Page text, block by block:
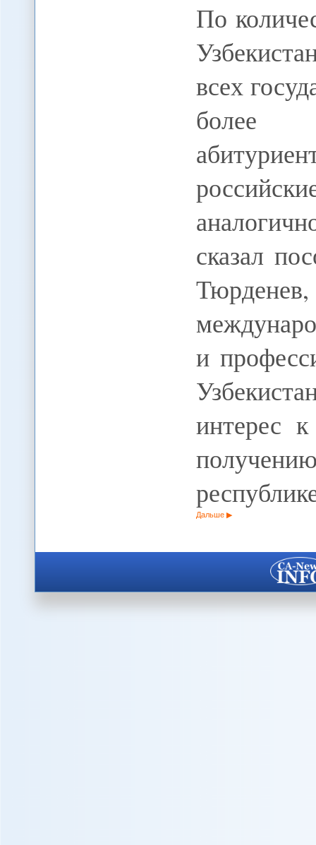
По
всех
более
сказал
и
интерес
Дальше